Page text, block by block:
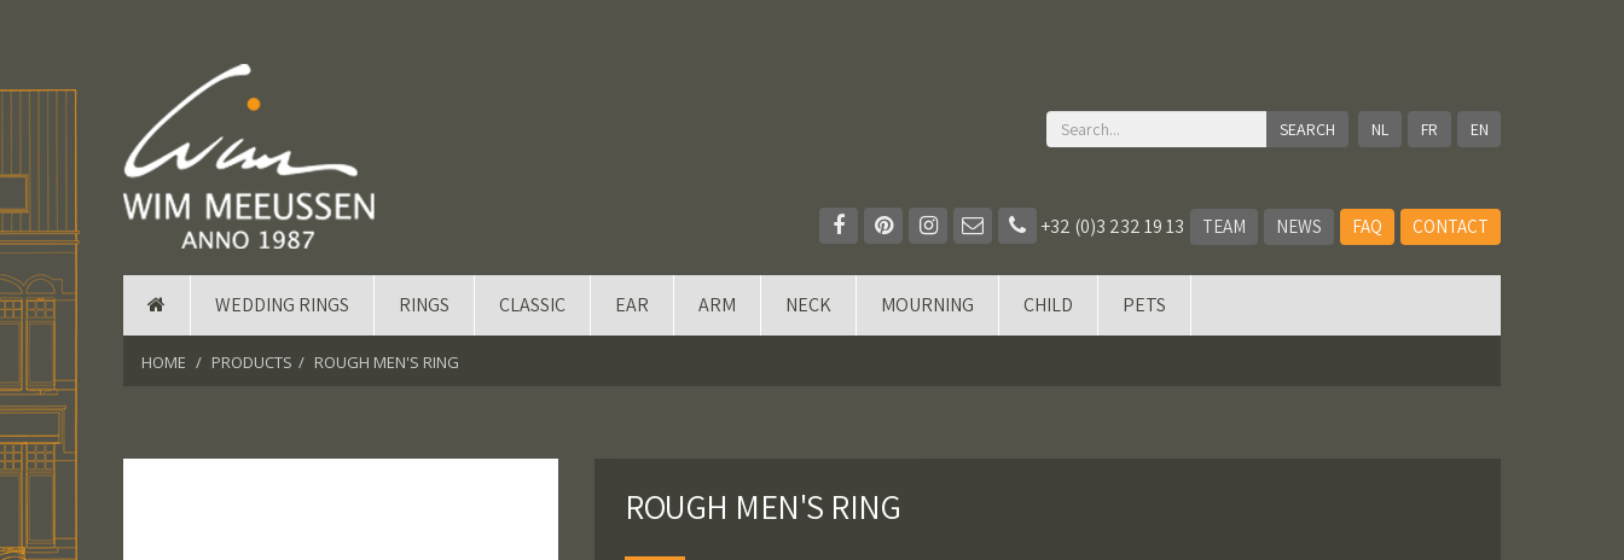
NL FR EN
+32 (0)3 232 19 13 TEAM NEWS FAQ CONTACT
WEDDING RINGS RINGS CLASSIC EAR ARM NECK MOURNING CHILD PETS
HOME PRODUCTS ROUGH MEN'S RING
ROUGH MEN'S RING